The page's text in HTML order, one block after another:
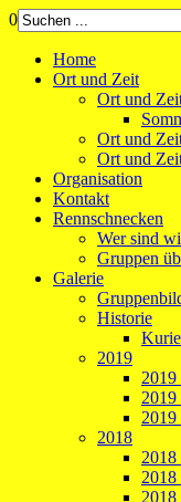
0
Home
Ort und Zeit
Ort und
Ort und
Ort und
Organisation
Kontakt
Rennschnecken
Wer sind
Gruppen
Galerie
Historie
2019
2019
2018
2018